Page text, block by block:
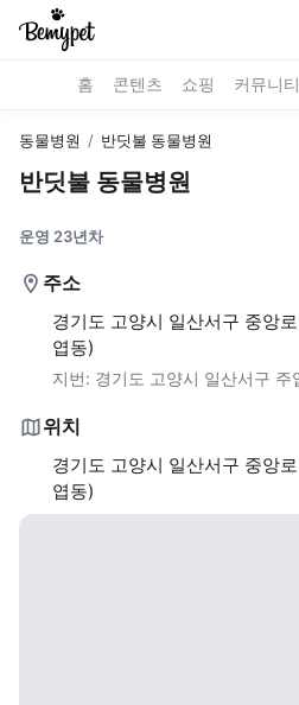
홈 콘텐츠 쇼핑 커뮤니티
동물병원 / 반딧불 동물병원
반딧불 동물병원
운영 23년차
주소
경기도 고양시 일산서구 중앙
엽동)
지번: 경기도 고양시 일산서구
위치
경기도 고양시 일산서구 중앙
엽동)